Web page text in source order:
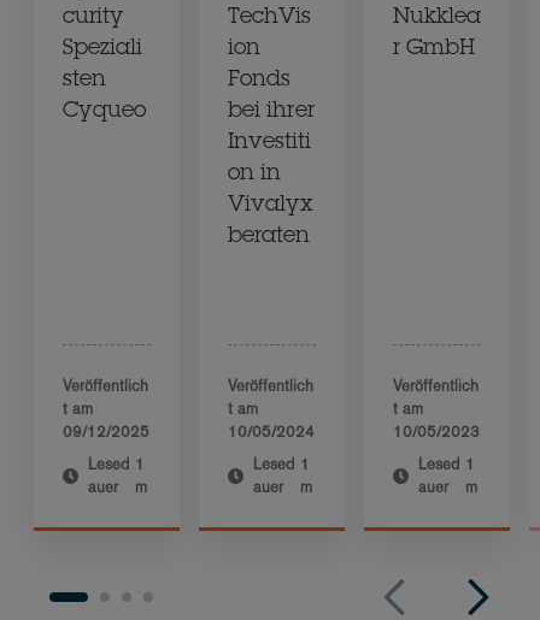
curity
Speziali
sten
Cyqueo
Veröffentlich
t am
09/12/2025
Lesed
auer
1
m
TechVis
ion
Fonds
bei ihrer
Investiti
on in
Vivalyx
beraten
Veröffentlich
t am
10/05/2024
Lesed
auer
1
m
Nukklea
r GmbH
Veröffentlich
t am
10/05/2023
Lesed
auer
1
m